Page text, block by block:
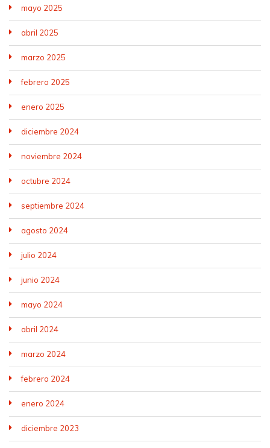
mayo 2025
abril 2025
marzo 2025
febrero 2025
enero 2025
diciembre 2024
noviembre 2024
octubre 2024
septiembre 2024
agosto 2024
julio 2024
junio 2024
mayo 2024
abril 2024
marzo 2024
febrero 2024
enero 2024
diciembre 2023